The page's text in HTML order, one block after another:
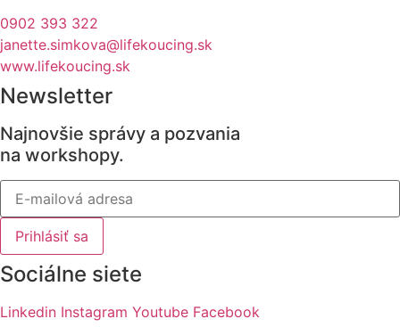
0902 393 322
janette.simkova@lifekoucing.sk
www.lifekoucing.sk
Newsletter
Najnovšie správy a pozvania
na workshopy.
Prihlásiť sa
Sociálne siete
Linkedin Instagram Youtube Facebook